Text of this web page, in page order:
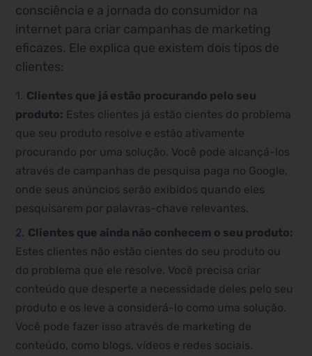
consciência e a jornada do consumidor na
internet para criar campanhas de marketing
eficazes. Ele explica que existem dois tipos de
clientes:
Clientes que já estão procurando pelo seu
produto: Estes clientes já estão cientes do problema
que seu produto resolve e estão ativamente
procurando por uma solução. Você pode alcançá-los
através de campanhas de pesquisa paga no Google,
onde seus anúncios serão exibidos quando eles
pesquisarem por palavras-chave relevantes.
Clientes que ainda não conhecem o seu produto:
Estes clientes não estão cientes do seu produto ou
do problema que ele resolve. Você precisa criar
conteúdo que desperte a necessidade deles pelo seu
produto e os leve a considerá-lo como uma solução.
Você pode fazer isso através de marketing de
conteúdo, como blogs, vídeos e redes sociais.